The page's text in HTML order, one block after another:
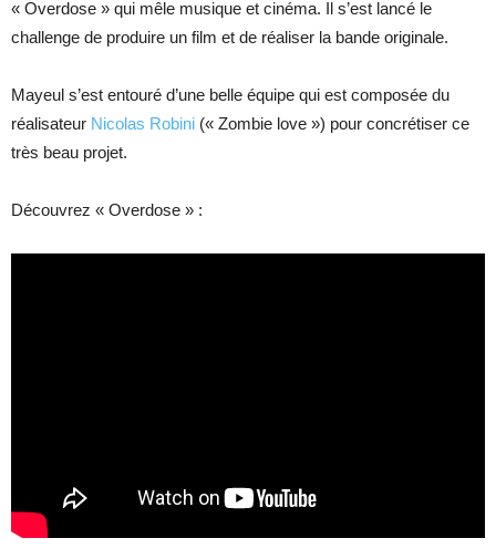
« Overdose » qui mêle musique et cinéma. Il s’est lancé le
challenge de produire un film et de réaliser la bande originale.
Mayeul s’est entouré d’une belle équipe qui est composée du
réalisateur Nicolas Robini (« Zombie love ») pour concrétiser ce
très beau projet.
Découvrez « Overdose » :